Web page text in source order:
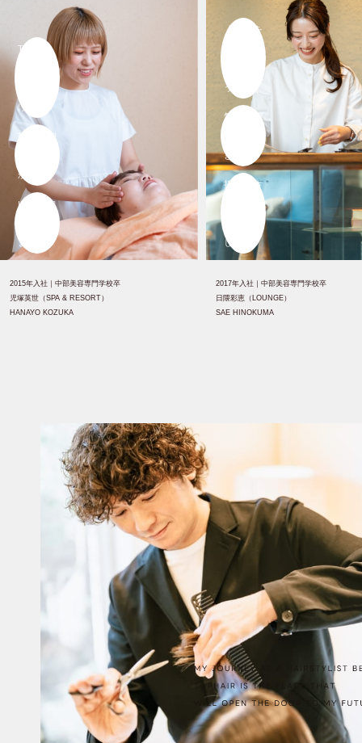
TOP
げで
技術も知
かたも、
いい方向
ました。
2015年入社｜中部美容専門学校卒
児塚英世（SPA & RESORT）
HANAYO KOZUKA
「相手を
う
気持ちが
き、
接客がさ
した。
2017年入社｜中部美容専門学校卒
日隈彩恵（LOUNGE）
SAE HINOKUMA